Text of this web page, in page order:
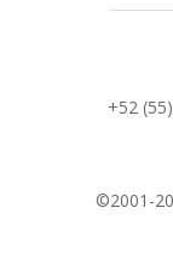
+52
©2001-